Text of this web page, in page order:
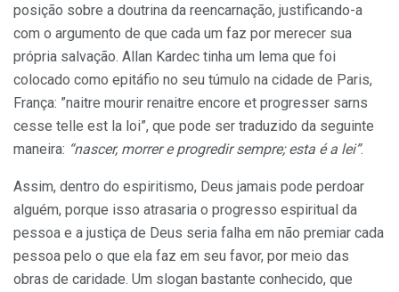
posição sobre a doutrina da reencarnação, justificando-a
com o argumento de que cada um faz por merecer sua
própria salvação. Allan Kardec tinha um lema que foi
colocado como epitáfio no seu túmulo na cidade de Paris,
França: ”naitre mourir renaitre encore et progresser sarns
cesse telle est la loi”, que pode ser traduzido da seguinte
maneira: “nascer, morrer e progredir sempre; esta é a lei”.
Assim, dentro do espiritismo, Deus jamais pode perdoar
alguém, porque isso atrasaria o progresso espiritual da
pessoa e a justiça de Deus seria falha em não premiar cada
pessoa pelo o que ela faz em seu favor, por meio das
obras de caridade. Um slogan bastante conhecido, que